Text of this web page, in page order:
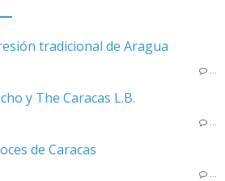
tradicional de Aragua
…
y The Caracas L.B.
…
de Caracas
…